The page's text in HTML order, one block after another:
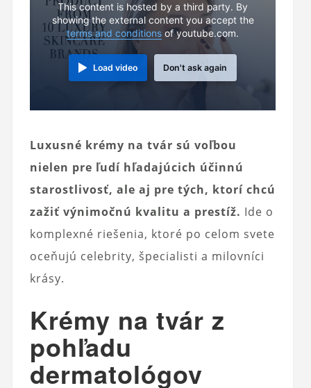
This content is hosted by a third party. By
showing the external content you accept the
terms and conditions of youtube.com.
Load video Don't ask again
Luxusné krémy na tvár sú voľbou
nielen pre ľudí hľadajúcich účinnú
starostlivosť, ale aj pre tých, ktorí chcú
zažiť výnimočnú kvalitu a prestíž. Ide o
komplexné riešenia, ktoré po celom svete
oceňujú celebrity, špecialisti a milovníci
krásy.
Krémy na tvár z
pohľadu
dermatológov